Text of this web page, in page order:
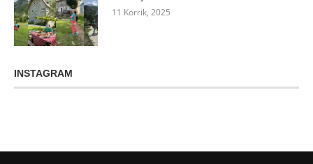
11 Korrik, 2025
INSTAGRAM